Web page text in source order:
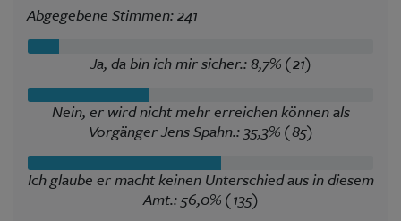
Abgegebene Stimmen: 241
Ja, da bin ich mir sicher.: 8,7% (21)
Nein, er wird nicht mehr erreichen können als
Vorgänger Jens Spahn.: 35,3% (85)
Ich glaube er macht keinen Unterschied aus in diesem
Amt.: 56,0% (135)